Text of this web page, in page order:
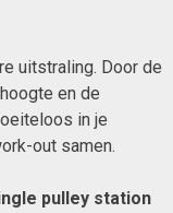
uitstraling. Door de
en de
in je
out samen.
pulley station